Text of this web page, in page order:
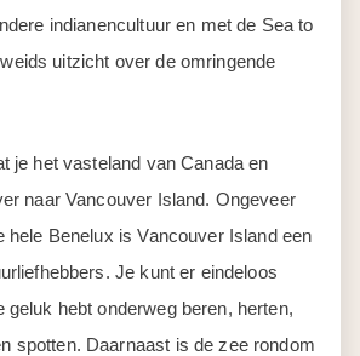
indianencultuur en met de Sea to
uitzicht over de omringende
je het vasteland van Canada en
naar Vancouver Island. Ongeveer
hele Benelux is Vancouver Island een
Je kunt er eindeloos
geluk hebt onderweg beren, herten,
spotten. Daarnaast is de zee rondom